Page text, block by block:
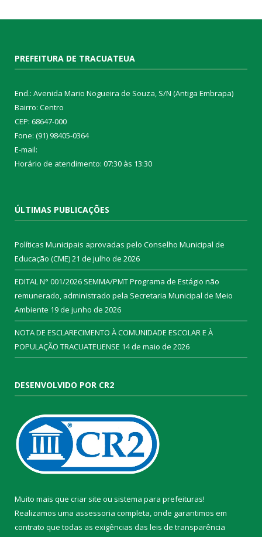
PREFEITURA DE TRACUATEUA
End.: Avenida Mario Nogueira de Souza, S/N (Antiga Embrapa)
Bairro: Centro
CEP: 68647-000
Fone: (91) 98405-0364
E-mail:
Horário de atendimento: 07:30 às 13:30
ÚLTIMAS PUBLICAÇÕES
Políticas Municipais aprovadas pelo Conselho Municipal de
Educação (CME)21 de julho de 2026
EDITAL N° 001/2026 SEMMA/PMT Programa de Estágio não
remunerado, administrado pela Secretaria Municipal de Meio
Ambiente 19 de junho de 2026
NOTA DE ESCLARECIMENTO À COMUNIDADE ESCOLAR E À
POPULAÇÃO TRACUATEUENSE 14 de maio de 2026
DESENVOLVIDO POR CR2
Muito mais que criar site ou sistema para prefeituras!
Realizamos uma assessoria completa, onde garantimos em
contrato que todas as exigências das leis de transparência